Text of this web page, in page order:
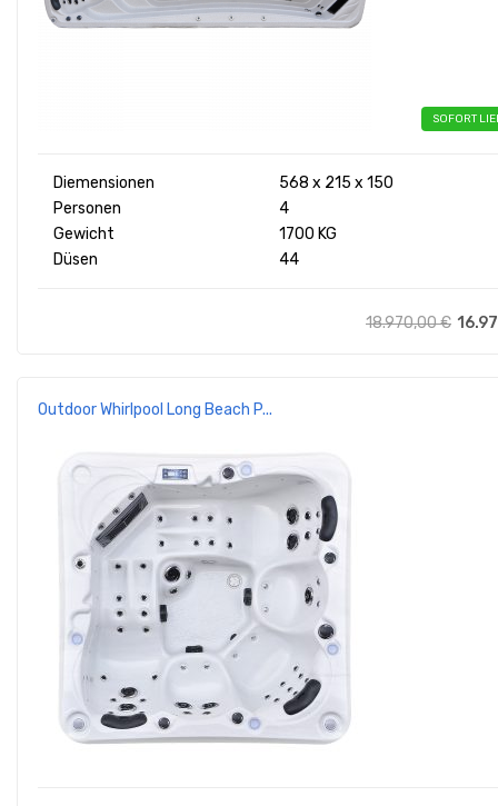
SOFORT
Diemensionen
568 x 215 x 150
Personen
4
Gewicht
1700 KG
Düsen
44
18.970,00€
Outdoor Whirlpool Long Beach P...